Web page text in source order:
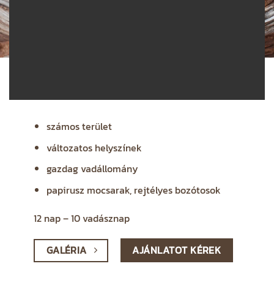
számos terület
változatos helyszínek
gazdag vadállomány
papirusz mocsarak, rejtélyes bozótosok
12 nap – 10 vadásznap
GALÉRIA AJÁNLATOT KÉREK